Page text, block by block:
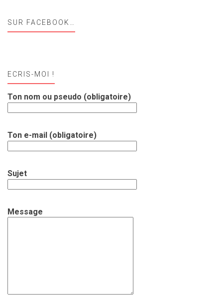
SUR FACEBOOK…
ECRIS-MOI !
Ton nom ou pseudo (obligatoire)
Ton e-mail (obligatoire)
Sujet
Message